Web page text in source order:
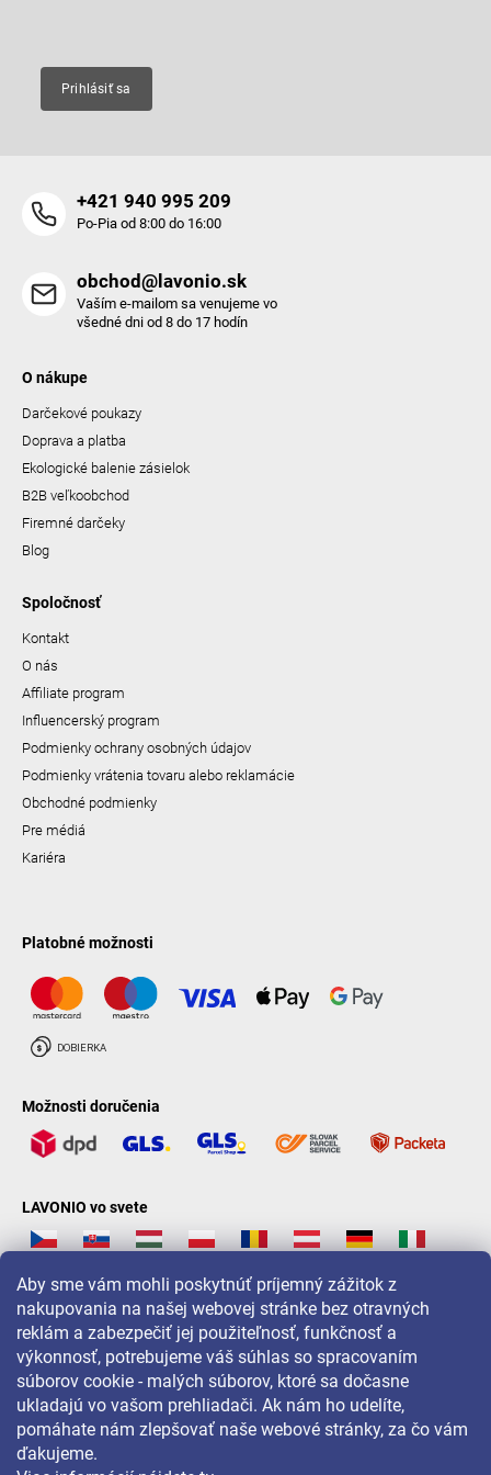
Aby sme vám mohli poskytnúť príjemný zážitok z
nakupovania na našej webovej stránke bez otravných
reklám a zabezpečiť jej použiteľnosť, funkčnosť a
výkonnosť, potrebujeme váš súhlas so spracovaním
súborov cookie - malých súborov, ktoré sa dočasne
ukladajú vo vašom prehliadači. Ak nám ho udelíte,
pomáhate nám zlepšovať naše webové stránky, za čo vám
ďakujeme.
Prihlásiť sa
+421 940 995 209
Po-Pia od 8:00 do 16:00
obchod@lavonio.sk
Vaším e-mailom sa venujeme vo
všedné dni od 8 do 17 hodín
O nákupe
Darčekové poukazy
Doprava a platba
Ekologické balenie zásielok
B2B veľkoobchod
Firemné darčeky
Blog
Spoločnosť
Kontakt
O nás
Affiliate program
Influencerský program
Podmienky ochrany osobných údajov
Podmienky vrátenia tovaru alebo reklamácie
Obchodné podmienky
Pre médiá
Kariéra
Platobné možnosti
Možnosti doručenia
LAVONIO vo svete
Pre akcie, súťaže a zľavy nás sledujte na: